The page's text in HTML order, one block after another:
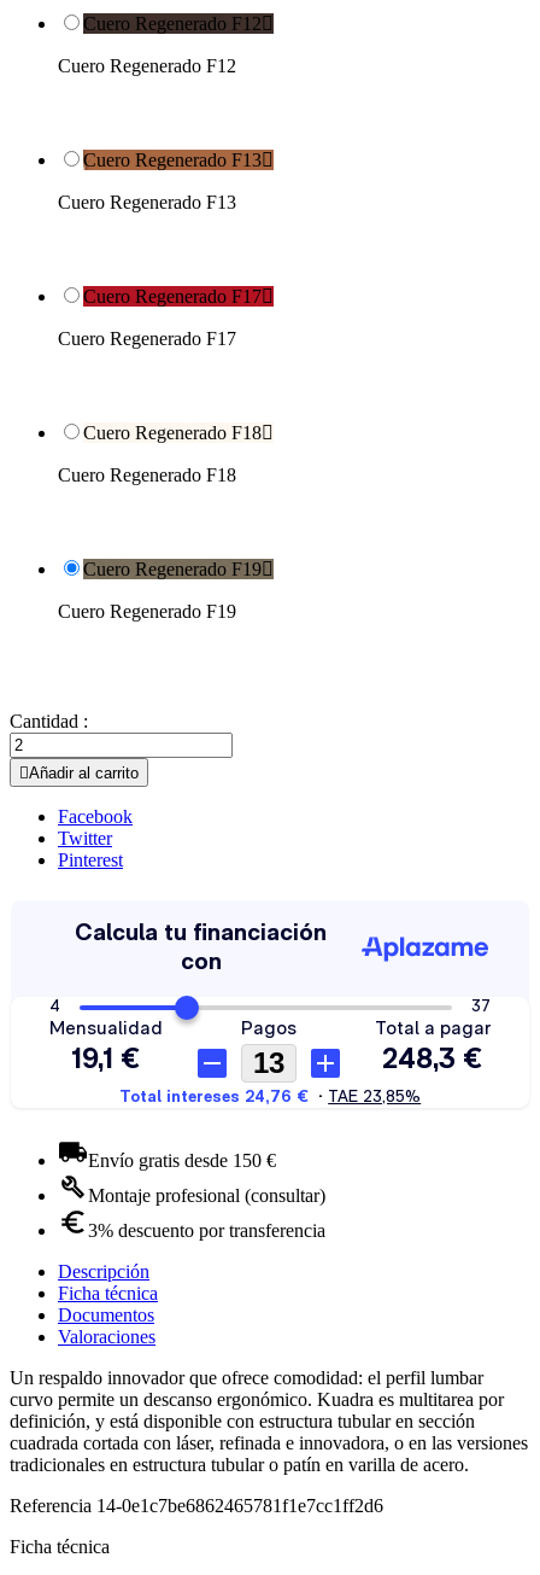
Cuero Regenerado F12
Cuero Regenerado F12
Cuero Regenerado F13
Cuero Regenerado F13
Cuero Regenerado F17
Cuero Regenerado F17
Cuero Regenerado F18
Cuero Regenerado F18
Cuero Regenerado F19
Cuero Regenerado F19
Cantidad :
Añadir al carrito
Facebook
Twitter
Pinterest
Envío gratis desde 150 €
Montaje profesional (consultar)
3% descuento por transferencia
Descripción
Ficha técnica
Documentos
Valoraciones
Un respaldo innovador que ofrece comodidad: el perfil lumbar
curvo permite un descanso ergonómico. Kuadra es multitarea por
definición, y está disponible con estructura tubular en sección
cuadrada cortada con láser, refinada e innovadora, o en las versiones
tradicionales en estructura tubular o patín en varilla de acero.
Referencia 14-0e1c7be6862465781f1e7cc1ff2d6
Ficha técnica